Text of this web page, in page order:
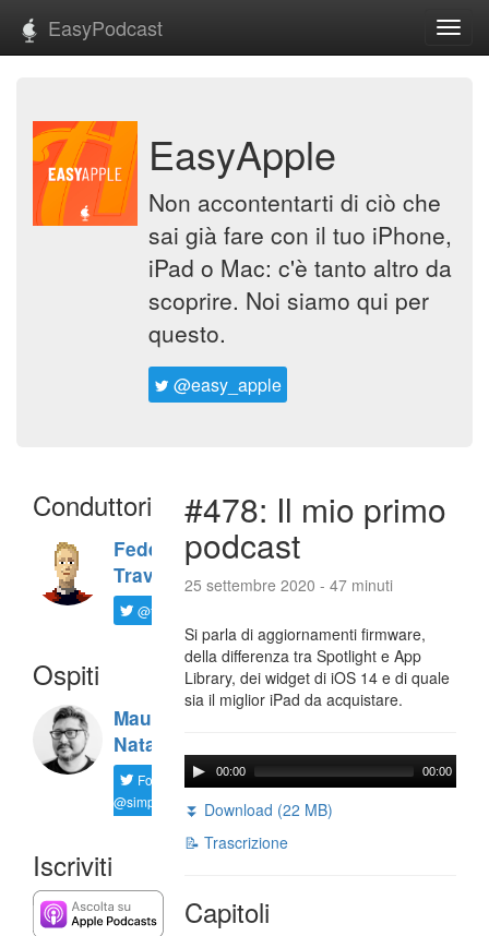
EasyPodcast
EasyApple
Non accontentarti di ciò che
sai già fare con il tuo iPhone,
iPad o Mac: c'è tanto altro da
scoprire. Noi siamo qui per
questo.
@easy_apple
Conduttori
Federico
Travaini
@ftrava
Ospiti
Maurizio
Natali
Follow
@simplemal
Iscriviti
#478: Il mio primo
podcast
25 settembre 2020 - 47 minuti
Si parla di aggiornamenti firmware,
della differenza tra Spotlight e App
Library, dei widget di iOS 14 e di quale
sia il miglior iPad da acquistare.
00:00 00:00
⏬ Download (22 MB)
📝 Trascrizione
Capitoli